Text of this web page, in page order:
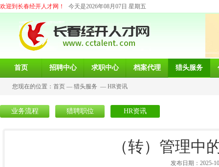
欢迎到长春经开人才网！ 今天是2026年08月07日 星期五
首页 招聘中心 求职中心 档案代理 猎头服务
您现在的位置： 首页 — 猎头服务 — HR资讯
业务流程 猎聘职位 HR资讯
（转）管理中
发布日期：2025-